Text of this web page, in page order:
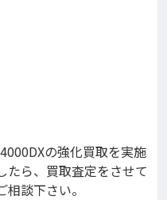
の強化買取を実施
たら、買取査定をさせて
談下さい。